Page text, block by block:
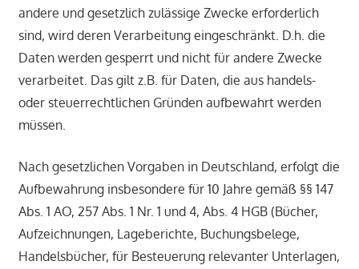
andere und gesetzlich zulässige Zwecke erforderlich
sind, wird deren Verarbeitung eingeschränkt. D.h. die
Daten werden gesperrt und nicht für andere Zwecke
verarbeitet. Das gilt z.B. für Daten, die aus handels-
oder steuerrechtlichen Gründen aufbewahrt werden
müssen.
Nach gesetzlichen Vorgaben in Deutschland, erfolgt die
Aufbewahrung insbesondere für 10 Jahre gemäß §§ 147
Abs. 1 AO, 257 Abs. 1 Nr. 1 und 4, Abs. 4 HGB (Bücher,
Aufzeichnungen, Lageberichte, Buchungsbelege,
Handelsbücher, für Besteuerung relevanter Unterlagen,